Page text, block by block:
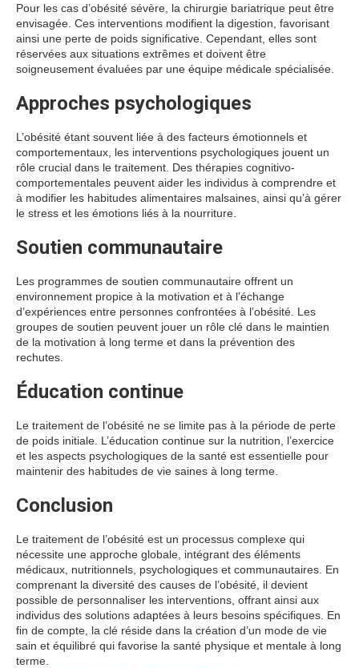
Pour les cas d’obésité sévère, la chirurgie bariatrique peut être
envisagée. Ces interventions modifient la digestion, favorisant
ainsi une perte de poids significative. Cependant, elles sont
réservées aux situations extrêmes et doivent être
soigneusement évaluées par une équipe médicale spécialisée.
Approches psychologiques
L’obésité étant souvent liée à des facteurs émotionnels et
comportementaux, les interventions psychologiques jouent un
rôle crucial dans le traitement. Des thérapies cognitivo-
comportementales peuvent aider les individus à comprendre et
à modifier les habitudes alimentaires malsaines, ainsi qu’à gérer
le stress et les émotions liés à la nourriture.
Soutien communautaire
Les programmes de soutien communautaire offrent un
environnement propice à la motivation et à l’échange
d’expériences entre personnes confrontées à l’obésité. Les
groupes de soutien peuvent jouer un rôle clé dans le maintien
de la motivation à long terme et dans la prévention des
rechutes.
Éducation continue
Le traitement de l’obésité ne se limite pas à la période de perte
de poids initiale. L’éducation continue sur la nutrition, l’exercice
et les aspects psychologiques de la santé est essentielle pour
maintenir des habitudes de vie saines à long terme.
Conclusion
Le traitement de l’obésité est un processus complexe qui
nécessite une approche globale, intégrant des éléments
médicaux, nutritionnels, psychologiques et communautaires. En
comprenant la diversité des causes de l’obésité, il devient
possible de personnaliser les interventions, offrant ainsi aux
individus des solutions adaptées à leurs besoins spécifiques. En
fin de compte, la clé réside dans la création d’un mode de vie
sain et équilibré qui favorise la santé physique et mentale à long
terme.